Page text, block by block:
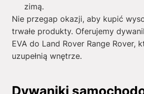
zimą.
Nie przegap okazji, aby kupić
trwałe produkty. Oferujemy
EVA do Land Rover Range Rover,
uzupełnią wnętrze.
Dywaniki